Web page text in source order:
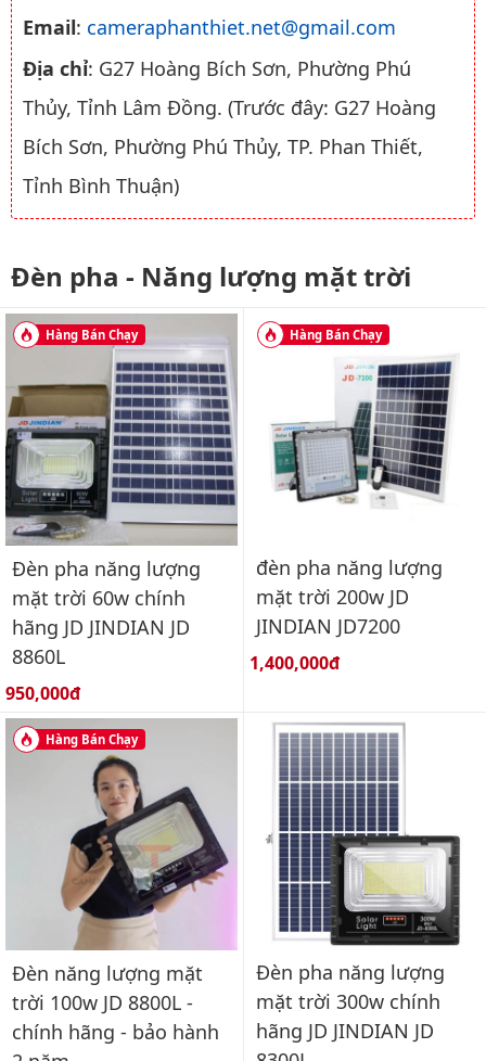
Email: cameraphanthiet.net@gmail.com
Địa chỉ: G27 Hoàng Bích Sơn, Phường Phú
Thủy, Tỉnh Lâm Đồng. (Trước đây: G27 Hoàng
Bích Sơn, Phường Phú Thủy, TP. Phan Thiết,
Tỉnh Bình Thuận)
Đèn pha - Năng lượng mặt trời
Hàng Bán Chạy
Đèn pha năng lượng
mặt trời 60w chính
hãng JD JINDIAN JD
8860L
Giá bán:
950,000đ
Hàng Bán Chạy
đèn pha năng lượng
mặt trời 200w JD
JINDIAN JD7200
Giá bán:
1,400,000đ
Hàng Bán Chạy
Đèn năng lượng mặt
trời 100w JD 8800L -
chính hãng - bảo hành
Đèn pha năng lượng
mặt trời 300w chính
hãng JD JINDIAN JD